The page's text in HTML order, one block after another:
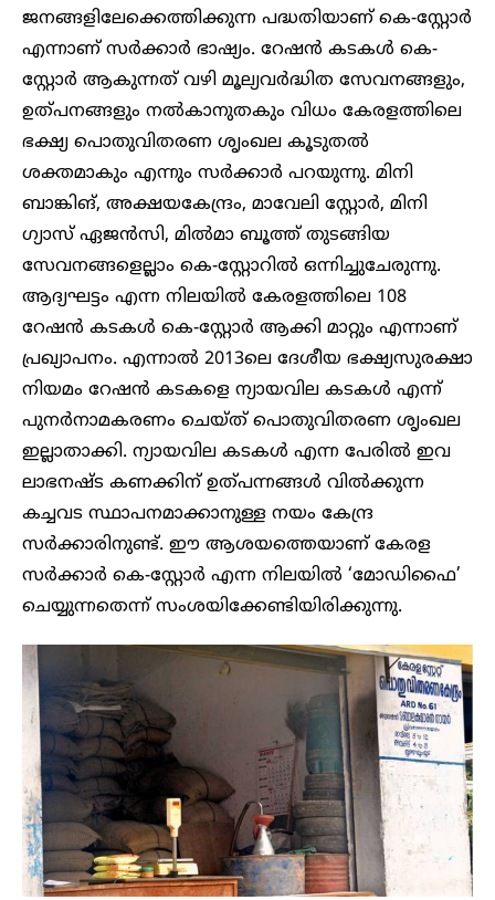
ജനങ്ങളിലേക്കെത്തിക്കുന്ന പദ്ധതിയാണ് കെ-സ്റ്റോർ
എന്നാണ് സർക്കാർ ഭാഷ്യം. റേഷൻ കടകൾ കെ-
സ്റ്റോർ ആകുന്നത് വഴി മൂല്യവർദ്ധിത സേവനങ്ങളും,
ഉത്പനങ്ങളും നൽകാനുതകും വിധം കേരളത്തിലെ
ഭക്ഷ്യ പൊതുവിതരണ ശൃംഖല കൂടുതൽ
ശക്തമാകും എന്നും സർക്കാർ പറയുന്നു. മിനി
ബാങ്കിങ്, അക്ഷയകേന്ദ്രം, മാവേലി സ്റ്റോർ, മിനി
ഗ്യാസ് ഏജൻസി, മിൽമാ ബൂത്ത് തുടങ്ങിയ
സേവനങ്ങളെല്ലാം കെ-സ്റ്റോറിൽ ഒന്നിച്ചുചേരുന്നു.
ആദ്യഘട്ടം എന്ന നിലയിൽ കേരളത്തിലെ 108
റേഷൻ കടകൾ കെ-സ്റ്റോർ ആക്കി മാറ്റും എന്നാണ്
പ്രഖ്യാപനം. എന്നാൽ 2013ലെ ദേശീയ ഭക്ഷ്യസുരക്ഷാ
നിയമം റേഷൻ കടകളെ ന്യായവില കടകൾ എന്ന്
പുനർനാമകരണം ചെയ്ത് പൊതുവിതരണ ശൃംഖല
ഇല്ലാതാക്കി. ന്യായവില കടകൾ എന്ന പേരിൽ ഇവ
ലാഭനഷ്ട കണക്കിന് ഉത്പന്നങ്ങൾ വിൽക്കുന്ന
കച്ചവട സ്ഥാപനമാക്കാനുള്ള നയം കേന്ദ്ര
സർക്കാരിനുണ്ട്. ഈ ആശയത്തെയാണ് കേരള
സർക്കാർ കെ-സ്റ്റോർ എന്ന നിലയിൽ ‘മോഡിഫൈ’
ചെയ്യുന്നതെന്ന് സംശയിക്കേണ്ടിയിരിക്കുന്നു.